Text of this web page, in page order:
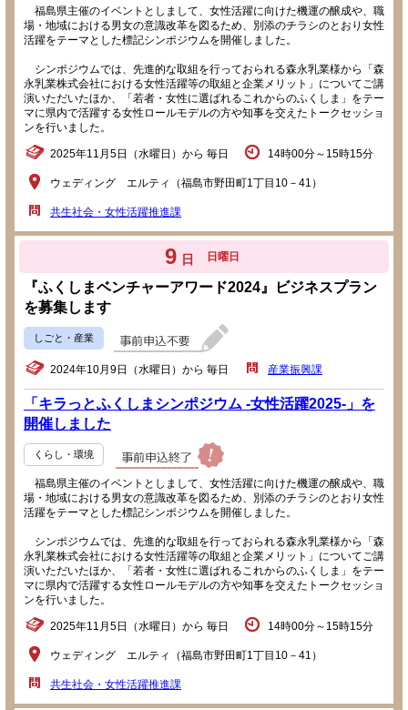
福島県主催のイベントとしまして、女性活躍に向けた機運の醸成や、職
場・地域における男女の意識改革を図るため、別添のチラシのとおり女性
活躍をテーマとした標記シンポジウムを開催しました。
シンポジウムでは、先進的な取組を行っておられる森永乳業様から「森
永乳業株式会社における女性活躍等の取組と企業メリット」についてご講
演いただいたほか、「若者・女性に選ばれるこれからのふくしま」をテー
マに県内で活躍する女性ロールモデルの方や知事を交えたトークセッショ
ンを行いました。
2025年11月5日（水曜日）から 毎日 14時00分～15時15分
ウェディング エルティ（福島市野田町1丁目10－41）
共生社会・女性活躍推進課
9 日 日曜日
『ふくしまベンチャーアワード2024』ビジネスプラン
を募集します
しごと・産業
2024年10月9日（水曜日）から 毎日 産業振興課
「キラっとふくしまシンポジウム -女性活躍2025-」を
開催しました
くらし・環境
福島県主催のイベントとしまして、女性活躍に向けた機運の醸成や、職
場・地域における男女の意識改革を図るため、別添のチラシのとおり女性
活躍をテーマとした標記シンポジウムを開催しました。
シンポジウムでは、先進的な取組を行っておられる森永乳業様から「森
永乳業株式会社における女性活躍等の取組と企業メリット」についてご講
演いただいたほか、「若者・女性に選ばれるこれからのふくしま」をテー
マに県内で活躍する女性ロールモデルの方や知事を交えたトークセッショ
ンを行いました。
2025年11月5日（水曜日）から 毎日 14時00分～15時15分
ウェディング エルティ（福島市野田町1丁目10－41）
共生社会・女性活躍推進課